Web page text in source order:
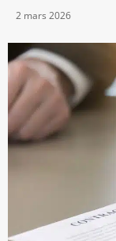
2 mars 2026